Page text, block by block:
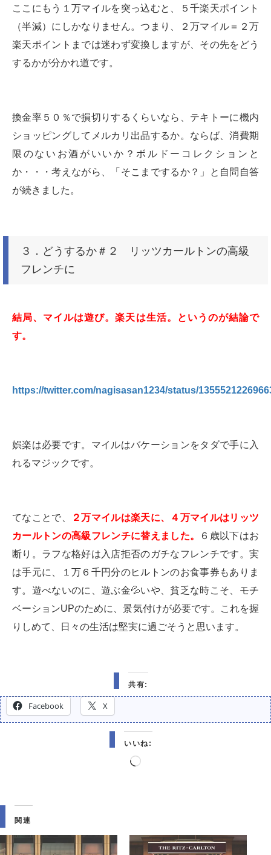
ここにもう１万マイルを突っ込むと、５千楽天ポイント
（半減）にしかなりません。つまり、２万マイル＝２万
楽天ポイントまでは迷わず変換しますが、その先をどう
するかが分かれ道です。
換金率５０％で損切りするくらいなら、テキトーに機内
ショッピングしてメルカリ出品するか。ならば、消費期
限のないお酒がいいか？ボルドーコレクションと
か・・・考えながら、「そこまでするか？」と自問自答
が続きました。
３．どうするか＃２ リッツカールトンの高級
フレンチに
結局、マイルは遊び。楽天は生活。というのが結論で
す。
https://twitter.com/nagisasan1234/status/
娯楽は必要です。マイルはバケーションをタダで手に入
れるマジックです。
てなことで、
２万マイルは楽天に、４万マイルはリッツ
カールトンの高級フレンチに替えました。
６歳以下はお
断り。ラフな格好は入店拒否のガチなフレンチです。実
は手元に、１万６千円分のヒルトンのお食事券もありま
す。遊べないのに、遊ぶ金💦いや、貧乏な時こそ、モチ
ベーションUPのために、景気付けが必要です。これを握
りしめて、日々の生活は堅実に過ごそうと思います。
共有:
Facebook X
いいね:
読
関連